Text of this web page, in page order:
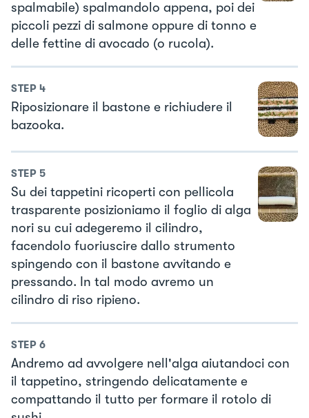
spalmabile) spalmandolo appena, poi dei
piccoli pezzi di salmone oppure di tonno e
delle fettine di avocado (o rucola).
STEP 4
Riposizionare il bastone e richiudere il
bazooka.
STEP 5
Su dei tappetini ricoperti con pellicola
trasparente posizioniamo il foglio di alga
nori su cui adegeremo il cilindro,
facendolo fuoriuscire dallo strumento
spingendo con il bastone avvitando e
pressando. In tal modo avremo un
cilindro di riso ripieno.
STEP 6
Andremo ad avvolgere nell'alga aiutandoci con
il tappetino, stringendo delicatamente e
compattando il tutto per formare il rotolo di